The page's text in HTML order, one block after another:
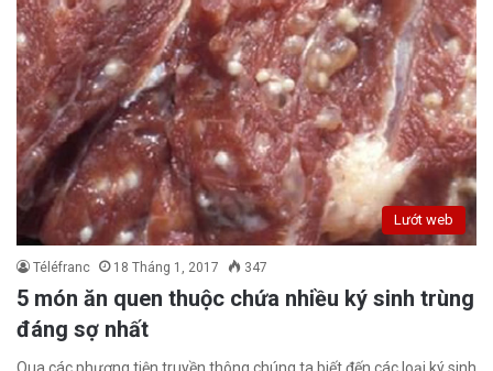
Lướt web
Téléfranc 18 Tháng 1, 2017 347
5 món ăn quen thuộc chứa nhiều ký sinh trùng
đáng sợ nhất
Qua các phương tiện truyền thông chúng ta biết đến các loại ký sinh